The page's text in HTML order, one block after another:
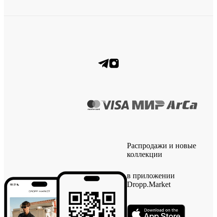
Распродажи и новые
коллекции
в приложении
Dropp.Market